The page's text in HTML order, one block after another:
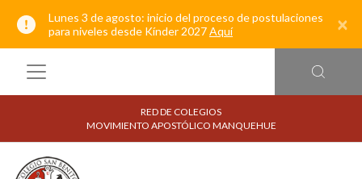
Lunes 3 de agosto: inicio del proceso de postulaciones
para niveles desde Kínder 2027Aquí ×
RED DE COLEGIOS
MOVIMIENTO APOSTÓLICO MANQUEHUE